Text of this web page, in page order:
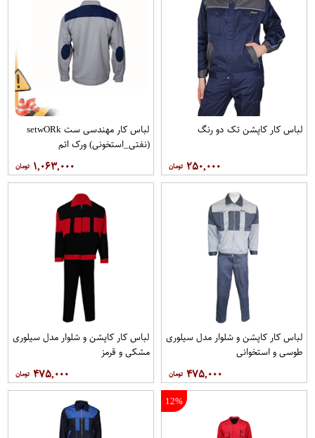
لباس کار کاپشن تک دو رنگ
۲۵۰,۰۰۰
لباس کار مهندسی ست setwO​Rk
(نفتی_استخونی) ورک اتم
۱,۰۶۳,۰۰۰
لباس کار کاپشن و شلوار مدل سيلوری
طوسی و استخوانی
۴۷۵,۰۰۰
لباس کار کاپشن و شلوار مدل سیلوری
مشکی و قرمز
۴۷۵,۰۰۰
12%